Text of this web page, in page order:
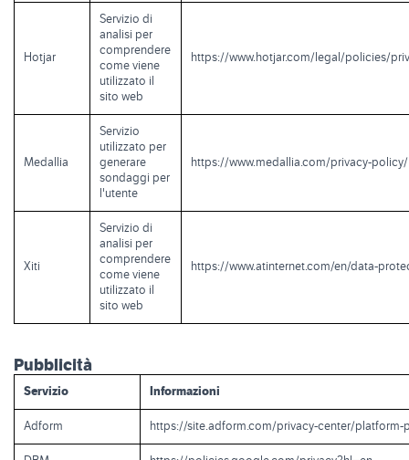
Hotjar
Servizio di
analisi per
comprendere
come viene
utilizzato il
sito web
https://www.hotjar.com/legal/policies/
Medallia
Servizio
utilizzato per
generare
sondaggi per
l'utente
https://www.medallia.com/privacy-policy/
Xiti
Servizio di
analisi per
comprendere
come viene
utilizzato il
sito web
https://www.atinternet.com/en/data-
Pubblicità
Servizio Informazioni
Adform https://site.adform.com/privacy-center/platform-